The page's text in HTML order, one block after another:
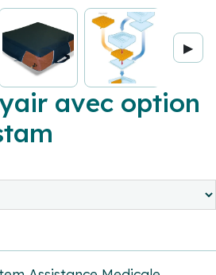
▶
avec option